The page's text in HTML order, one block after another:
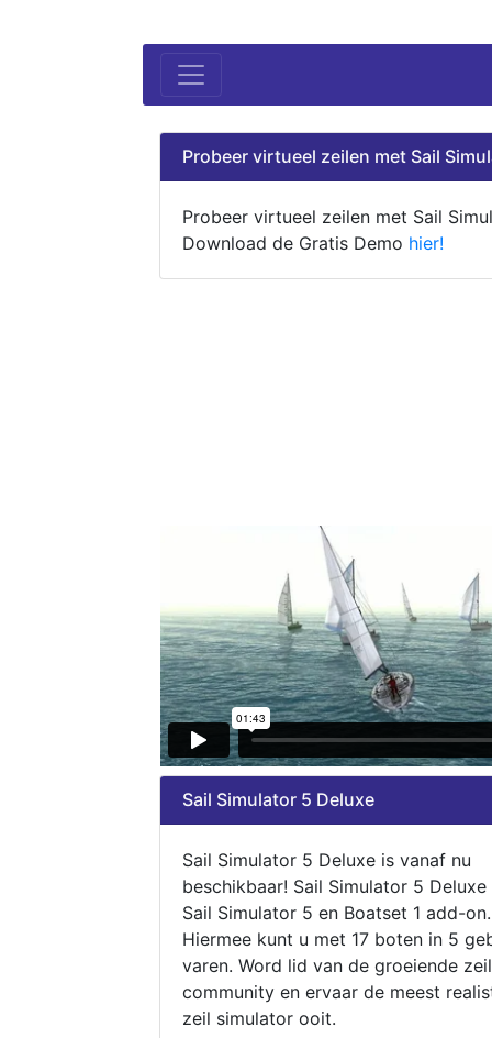
Probeer virtueel zeilen met Sail
Probeer virtueel zeilen met Sail
Download de Gratis Demo hier!
Sail Simulator 5 Deluxe
Sail Simulator 5 Deluxe is vanaf nu
beschikbaar! Sail Simulator 5
Sail Simulator 5 en Boatset 1 add-on.
Hiermee kunt u met 17 boten in 5
varen. Word lid van de groeiende zeil
community en ervaar de meest
zeil simulator ooit.